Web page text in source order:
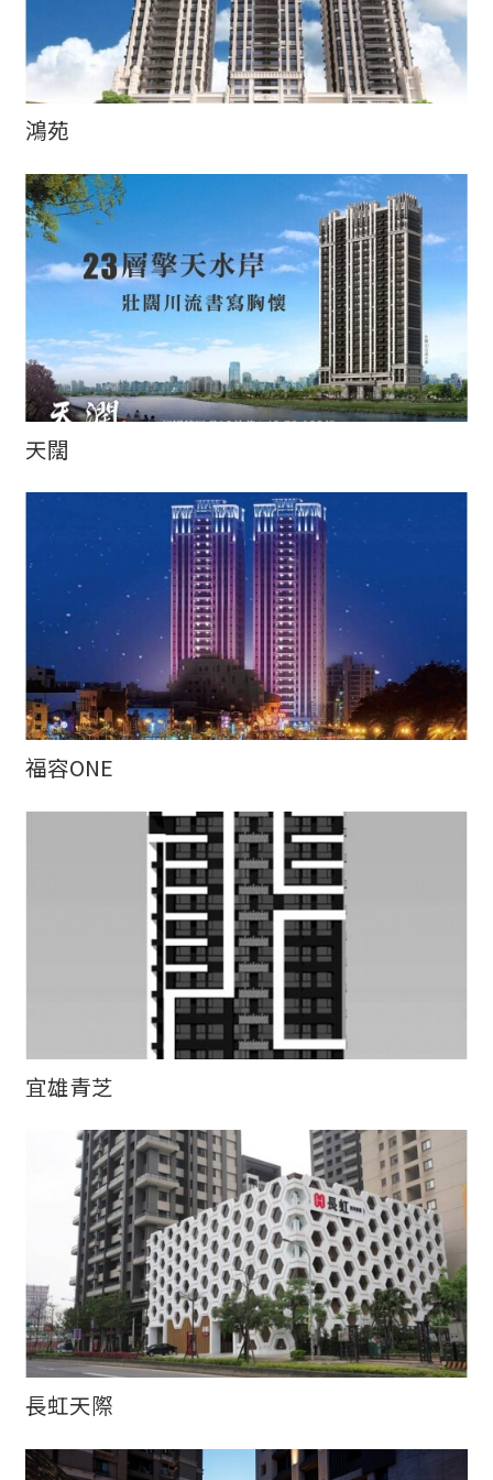
鴻苑
天闊
福容ONE
宜雄青芝
長虹天際